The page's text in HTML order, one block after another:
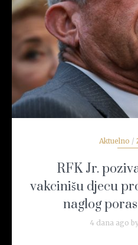
READ
Aktuelno /
RFK Jr.
vakcinišu djecu
naglog
4 dana ago